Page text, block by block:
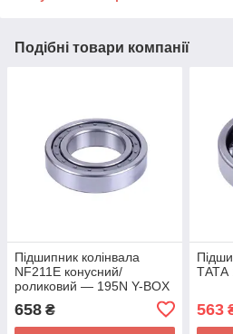
Подібні товари компанії
Підшипник колінвала
NF211E конусний/
роликовий — 195N Y-BOX
658 ₴
ТАТА
563